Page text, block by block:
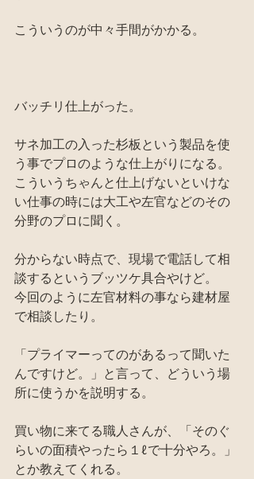
こういうのが中々手間がかかる。
バッチリ仕上がった。
サネ加工の入った杉板という製品を使
う事でプロのような仕上がりになる。
こういうちゃんと仕上げないといけな
い仕事の時には大工や左官などのその
分野のプロに聞く。
分からない時点で、現場で電話して相
談するというブッツケ具合やけど。
今回のように左官材料の事なら建材屋
で相談したり。
「プライマーってのがあるって聞いた
んですけど。」と言って、どういう場
所に使うかを説明する。
買い物に来てる職人さんが、「そのぐ
らいの面積やったら１ℓで十分やろ。」
とか教えてくれる。